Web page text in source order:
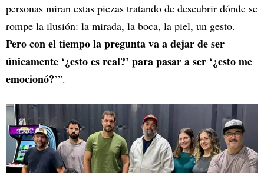
personas miran estas piezas tratando de descubrir dónde se
rompe la ilusión: la mirada, la boca, la piel, un gesto.
Pero con el tiempo la pregunta va a dejar de ser
únicamente ‘¿esto es real?’ para pasar a ser ‘¿esto me
emocionó?’”.